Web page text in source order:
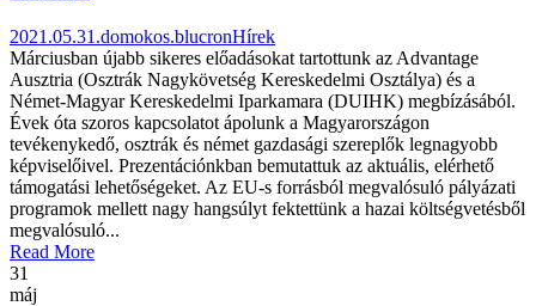
2021.05.31.domokos.blucronHírek
Márciusban újabb sikeres előadásokat tartottunk az Advantage
Ausztria (Osztrák Nagykövetség Kereskedelmi Osztálya) és a
Német-Magyar Kereskedelmi Iparkamara (DUIHK) megbízásából.
Évek óta szoros kapcsolatot ápolunk a Magyarországon
tevékenykedő, osztrák és német gazdasági szereplők legnagyobb
képviselőivel. Prezentációnkban bemutattuk az aktuális, elérhető
támogatási lehetőségeket. Az EU-s forrásból megvalósuló pályázati
programok mellett nagy hangsúlyt fektettünk a hazai költségvetésből
megvalósuló...
Read More
31
máj